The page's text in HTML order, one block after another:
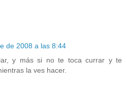
de 2008 a las 8:44
y más si no te toca currar y te
la ves hacer.